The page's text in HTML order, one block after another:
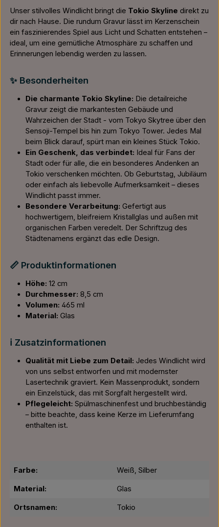
Unser stilvolles Windlicht bringt die Tokio Skyline direkt zu
dir nach Hause. Die rundum Gravur lässt im Kerzenschein
ein faszinierendes Spiel aus Licht und Schatten entstehen –
ideal, um eine gemütliche Atmosphäre zu schaffen und
Erinnerungen lebendig werden zu lassen.
✨ Besonderheiten
Die charmante Tokio Skyline: Die detailreiche
Gravur zeigt die markantesten Gebäude und
Wahrzeichen der Stadt - vom Tokyo Skytree über den
Sensoji-Tempel bis hin zum Tokyo Tower. Jedes Mal
beim Blick darauf, spürt man ein kleines Stück Tokio.
Ein Geschenk, das verbindet: Ideal für Fans der
Stadt oder für alle, die ein besonderes Andenken an
Tokio verschenken möchten. Ob Geburtstag, Jubiläum
oder einfach als liebevolle Aufmerksamkeit – dieses
Windlicht passt immer.
Besondere Verarbeitung: Gefertigt aus
hochwertigem, bleifreiem Kristallglas und außen mit
organischen Farben veredelt. Der Schriftzug des
Städtenamens ergänzt das edle Design.
📏 Produktinformationen
Höhe: 12 cm
Durchmesser: 8,5 cm
Volumen: 465 ml
Material: Glas
ℹ️ Zusatzinformationen
Qualität mit Liebe zum Detail: Jedes Windlicht wird
von uns selbst entworfen und mit modernster
Lasertechnik graviert. Kein Massenprodukt, sondern
ein Einzelstück, das mit Sorgfalt hergestellt wird.
Pflegeleicht: Spülmaschinenfest und bruchbeständig
– bitte beachte, dass keine Kerze im Lieferumfang
enthalten ist.
Farbe: Weiß, Silber
Material: Glas
Ortsnamen: Tokio